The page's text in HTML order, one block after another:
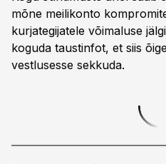
mõne meilikonto
kurjategijatele võimaluse
koguda taustinfot, et siis
vestlusesse sekkuda.